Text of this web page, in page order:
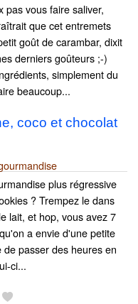
pas vous faire saliver,
que cet entremets
goût de carambar, dixit
derniers goûteurs ;-)
simplement du
beaucoup...
coco et chocolat
plus régressive
? Trempez le dans
lait, et hop, vous avez 7
a envie d'une petite
passer des heures en
ci...